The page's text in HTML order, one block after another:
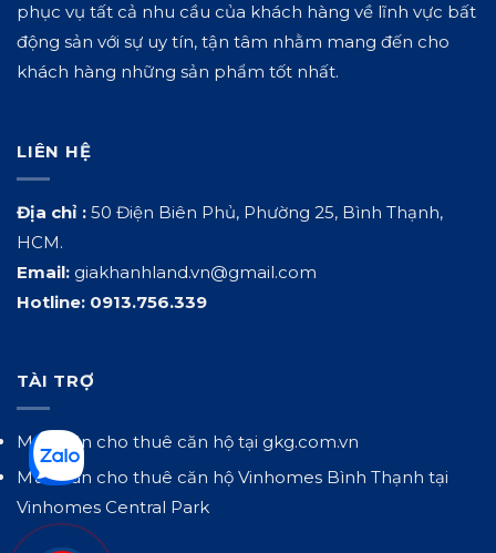
phục vụ tất cả nhu cầu của khách hàng về lĩnh vực bất
động sản với sự uy tín, tận tâm nhằm mang đến cho
khách hàng những sản phẩm tốt nhất.
LIÊN HỆ
Địa chỉ : 50 Điện Biên Phủ, Phường 25, Bình Thạnh,
HCM.
Email: giakhanhland.vn@gmail.com
Hotline: 0913.756.339
TÀI TRỢ
Mua bán cho thuê căn hộ tại gkg.com.vn
Mua bán cho thuê căn hộ Vinhomes Bình Thạnh tại
Vinhomes Central Park